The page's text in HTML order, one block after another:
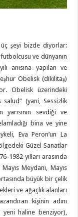
üç şeyi bizde diyorlar:
ve dünyanın
anısına yapılan ve
Obelisk (dikilitaş)
Obelisk üzerindeki
salud” (yani, Sessizlik
yarısının sevdiği ve
bina ve yine
Eva Peron’un La
Güzel Sanatlar
1982 yılları arasında
Meydanı, Mayıs
büyük bir çelik
ve ağaçlık alanları
kişinin adını
yeni haline benziyor),